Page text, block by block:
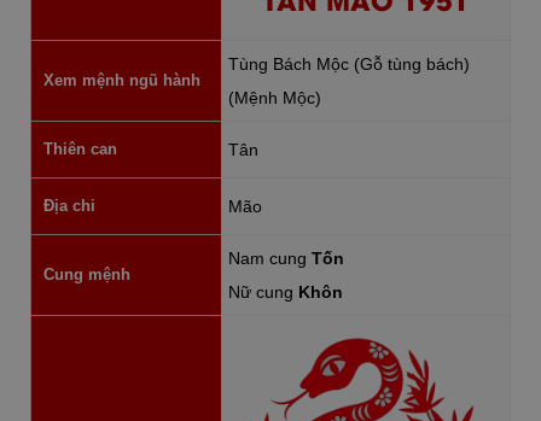
Xem mệnh ngũ hành
Tùng Bách Mộc (Gỗ tùng bách)
(Mệnh Mộc)
Thiên can Tân
Địa chi Mão
Cung mệnh
Nam cung Tốn
Nữ cung Khôn